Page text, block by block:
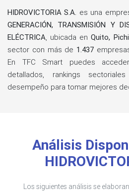
HIDROVICTORIA S.A. es una
GENERACIÓN, TRANSMISIÓN Y
ELÉCTRICA, ubicada enQuito,
sector con más de 1.437
En TFC Smart puedes
detallados, rankings
desempeño para tomar mejores
Análisis
Los siguientes análisis se